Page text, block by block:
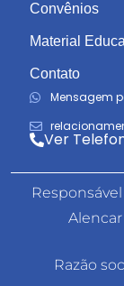
Convênios
Material
Contato
Mensagem
Ver
Alencar
Razão